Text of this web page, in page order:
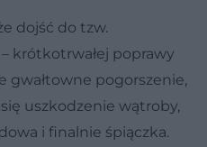
dojść do tzw.
– krótkotrwałej poprawy
gwałtowne pogorszenie,
uszkodzenie wątroby,
i finalnie śpiączka.